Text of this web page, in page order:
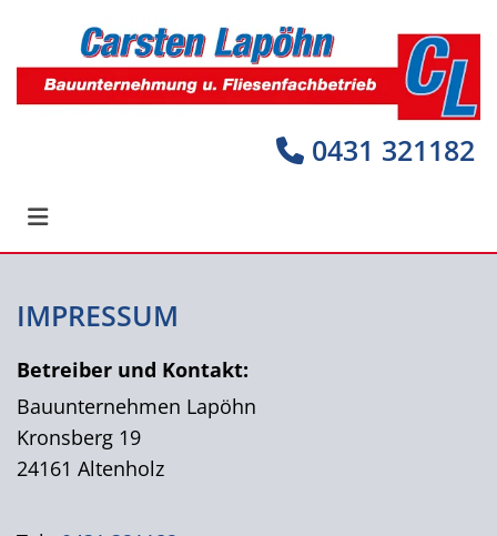
 0431 321182
IMPRESSUM
Betreiber und Kontakt:
Bauunternehmen Lapöhn
Kronsberg 19
24161 Altenholz